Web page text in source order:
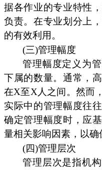
据各作业的专业特性
负责。在专业划分上
的有效利用。
(三)管理幅度
管理幅度定义为
下属的数量。通常，
在X至X人之间。然而
实际中的管理幅度往
确定管理幅度时，应
量相关影响因素，以确
(四)管理层次
管理层次是指机